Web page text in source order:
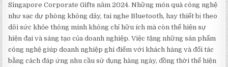
Singapore Corporate Gifts năm 2024. Những món quà công nghệ
như sạc dự phòng không dây, tai nghe Bluetooth, hay thiết bị theo
dõi sức khỏe thông minh không chỉ hữu ích mà còn thể hiện sự
hiện đại và sáng tạo của doanh nghiệp. Việc tặng những sản phẩm
công nghệ giúp doanh nghiệp ghi điểm với khách hàng và đối tác
bằng cách đáp ứng nhu cầu sử dụng hàng ngày, đồng thời thể hiện